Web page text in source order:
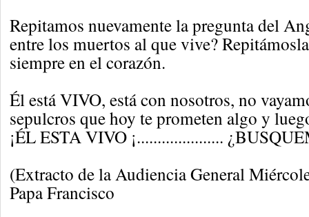
Repitamos nuevamente la pregunta del
entre los muertos al que vive?
siempre en el corazón.
Él está VIVO, está con nosotros, no
sepulcros que hoy te prometen algo y
¡ÉL ESTA VIVO ¡.....................
(Extracto de la Audiencia General
Papa Francisco